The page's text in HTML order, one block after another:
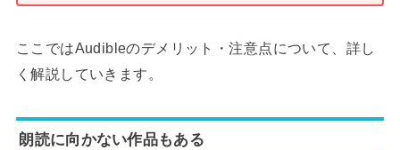
ここではAudibleのデメリット・注意点について、詳し
く解説していきます。
朗読に向かない作品もある